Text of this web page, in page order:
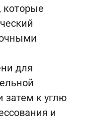
, которые
для
затем к углю
и